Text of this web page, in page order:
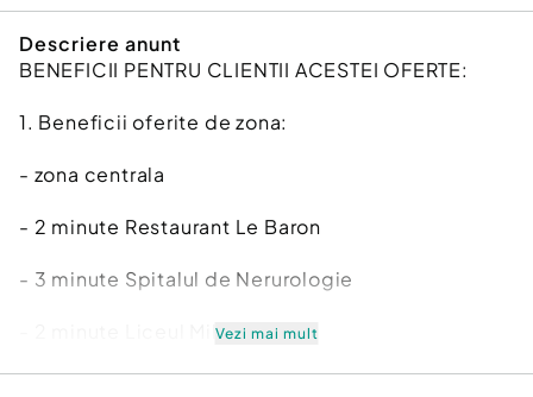
Descriere anunt
BENEFICII PENTRU CLIENTII ACESTEI OFERTE:
1. Beneficii oferite de zona:
- zona centrala
- 2 minute Restaurant Le Baron
- 3 minute Spitalul de Nerurologie
- 2 minute Liceul MilitarVezi mai mult